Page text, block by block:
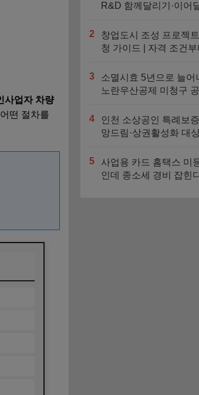
사업자 차량
떤 절차를
R&D 함께달리기·이어
2
창업도시 조성 프로젝
청 가이드 | 자격 조건
3
소멸시효 5년으로 늘어
노란우산공제 미청구
4
인천 소상공인 특례보
망드림·상권활성화 대
5
사업용 카드 홈택스 미
인데 종소세 경비 잡힌